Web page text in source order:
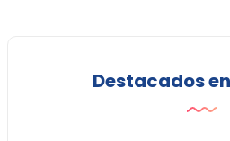
Destacados